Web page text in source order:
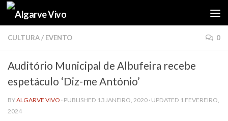
Skip to content
CULTURA/ EVENTO 0
Auditório Municipal de Albufeira recebe
espetáculo ‘Diz-me António’
BYALGARVE VIVO · PUBLISHED 13 JANEIRO, 2020 · UPDATED 1 FEVEREIRO,
2024